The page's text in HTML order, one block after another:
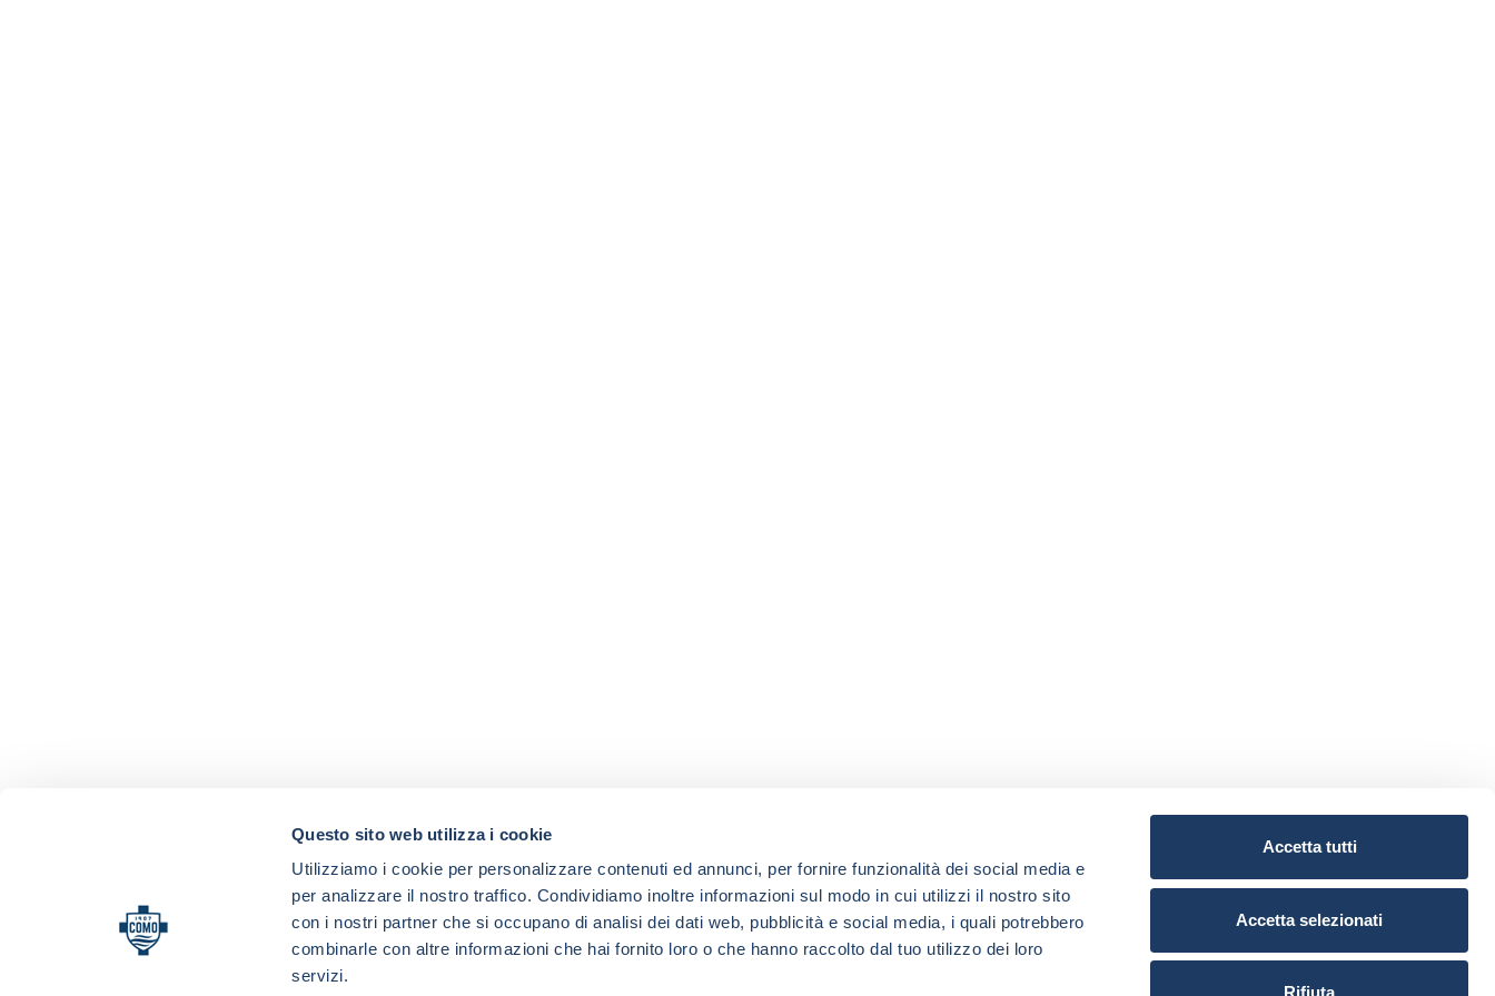
Questo sito web utilizza i cookie
Utilizziamo i cookie per personalizzare contenuti ed annunci, per fornire funzionalità dei social media e
per analizzare il nostro traffico. Condividiamo inoltre informazioni sul modo in cui utilizzi il nostro sito
con i nostri partner che si occupano di analisi dei dati web, pubblicità e social media, i quali potrebbero
combinarle con altre informazioni che hai fornito loro o che hanno raccolto dal tuo utilizzo dei loro
servizi.
Accetta tutti
Accetta selezionati
Rifiuta